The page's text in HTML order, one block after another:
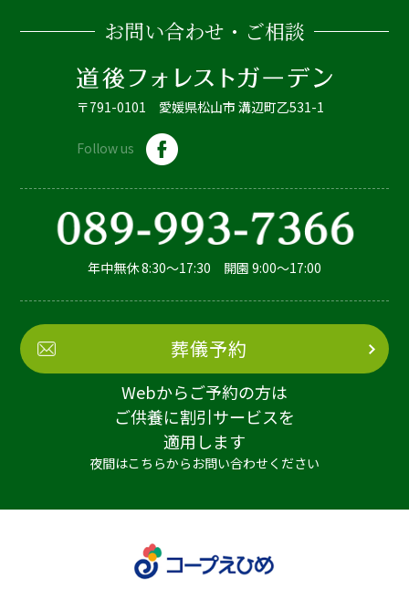
お問い合わせ・ご相談
〒791-0101 愛媛県松山市 溝辺町乙531-1
Follow us
年中無休 8:30～17:30 開園 9:00～17:00
葬儀予約
Webからご予約の方は
ご供養に割引サービスを
適用します
夜間はこちらからお問い合わせください